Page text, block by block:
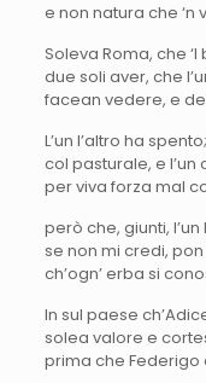
e non natura che ‘n
Soleva Roma, che
due soli aver, che
facean vedere, e
L’un l’altro ha
col pasturale, e l’un
per viva forza mal
però che, giunti,
se non mi credi,
ch’ogn’ erba si
In sul paese
solea valore e
prima che Federigo